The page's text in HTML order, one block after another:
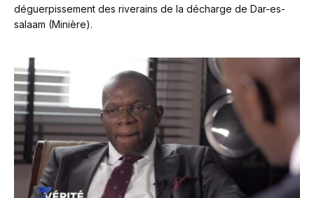
déguerpissement des riverains de la décharge de Dar-es-
salaam (Minière).